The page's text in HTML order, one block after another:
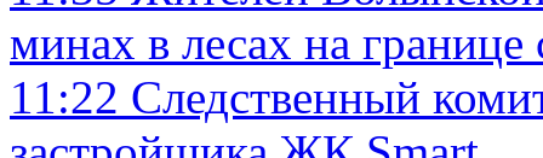
минах в лесах на границе
11:22 Следственный